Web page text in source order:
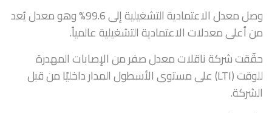
وصل معدل الاعتمادية التشغيلية إلى 99.6% وهو معدل يُعد
من أعلى معدلات الاعتمادية التشغيلية عالمياً.
حقّقت شركة ناقلات معدل صفر من الإصابات المهدرة
للوقت (LTI) على مستوى الأسطول المدار داخليًا من قبل
الشركة.